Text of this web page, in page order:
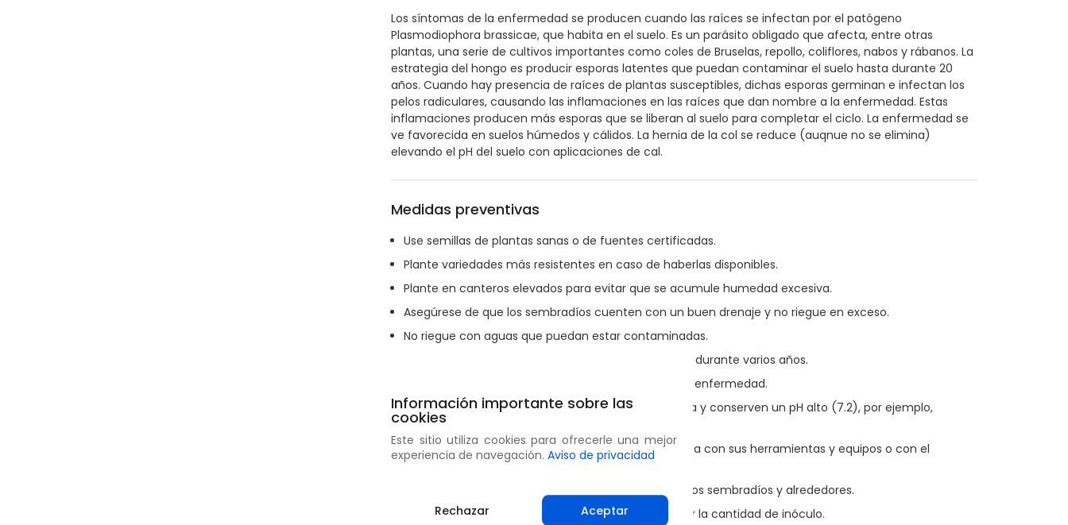
Los síntomas de la enfermedad se producen cuando las raíces se infectan por el patógeno
Plasmodiophora brassicae, que habita en el suelo. Es un parásito obligado que afecta, entre otras
plantas, una serie de cultivos importantes como coles de Bruselas, repollo, coliflores, nabos y rábanos. La
estrategia del hongo es producir esporas latentes que puedan contaminar el suelo hasta durante 20
años. Cuando hay presencia de raíces de plantas susceptibles, dichas esporas germinan e infectan los
pelos radiculares, causando las inflamaciones en las raíces que dan nombre a la enfermedad. Estas
inflamaciones producen más esporas que se liberan al suelo para completar el ciclo. La enfermedad se
ve favorecida en suelos húmedos y cálidos. La hernia de la col se reduce (auqnue no se elimina)
elevando el pH del suelo con aplicaciones de cal.
Medidas preventivas
Use semillas de plantas sanas o de fuentes certificadas.
Plante variedades más resistentes en caso de haberlas disponibles.
Plante en canteros elevados para evitar que se acumule humedad excesiva.
Asegúrese de que los sembradíos cuenten con un buen drenaje y no riegue en exceso.
No riegue con aguas que puedan estar contaminadas.
Programe una rotación diversificada de sus cultivos durante varios años.
No plante en zonas que tengan antecedentes de la enfermedad.
Procure que los suelos tengan una buena estructura y conserven un pH alto (7.2), por ejemplo,
aplicando cal.
Tenga precaución de no esparcir tierra contaminada con sus herramientas y equipos o con el
calzado.
Mantenga bajo control el desarrollo de malezas en los sembradíos y alrededores.
Solarice el suelo después de la cosecha para reducir la cantidad de inóculo.
Información importante sobre las
cookies
Este sitio utiliza cookies para ofrecerle una mejor
experiencia de navegación. Aviso de privacidad
Rechazar Aceptar